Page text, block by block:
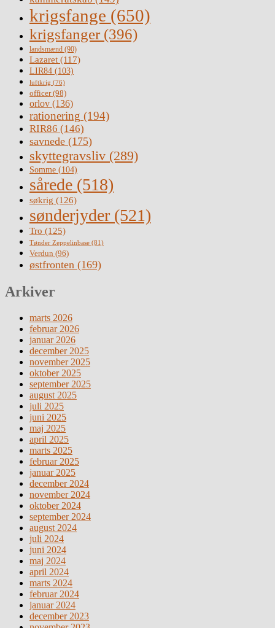
krigsfange (650)
krigsfanger (396)
landsmænd (90)
Lazaret (117)
LIR84 (103)
luftkrig (76)
officer(98)
orlov (136)
rationering (194)
RIR86 (146)
savnede (175)
skyttegravsliv (289)
Somme (104)
sårede (518)
søkrig (126)
sønderjyder (521)
Tro (125)
Tønder Zeppelinbase (81)
Verdun (96)
østfronten (169)
Arkiver
marts 2026
februar 2026
januar 2026
december 2025
november 2025
oktober 2025
september 2025
august 2025
juli 2025
juni 2025
maj 2025
april 2025
marts 2025
februar 2025
januar 2025
december 2024
november 2024
oktober 2024
september 2024
august 2024
juli 2024
juni 2024
maj 2024
april 2024
marts 2024
februar 2024
januar 2024
december 2023